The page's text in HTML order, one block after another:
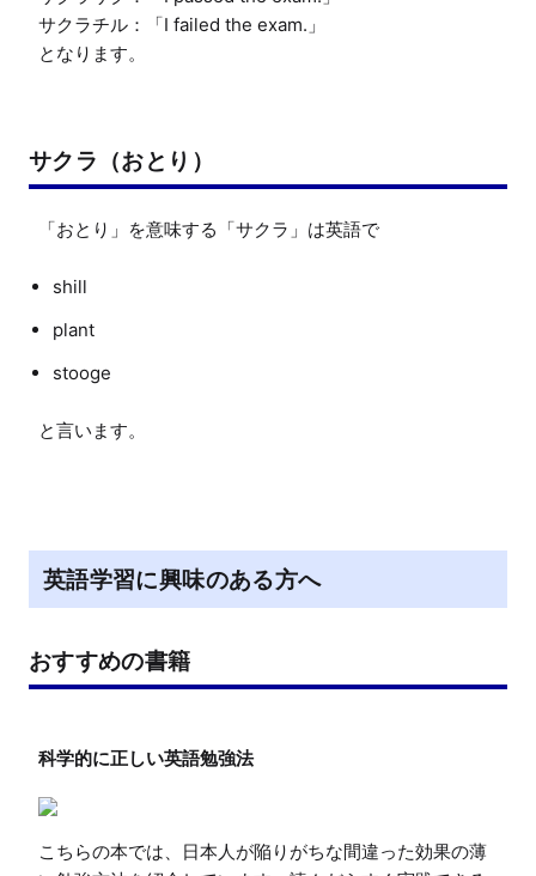
サクラチル：「I failed the exam.」
となります。
サクラ（おとり）
shill
plant
stooge
英語学習に興味のある方へ
おすすめの書籍
こちらの本では、日本人が陥りがちな間違った効果の薄